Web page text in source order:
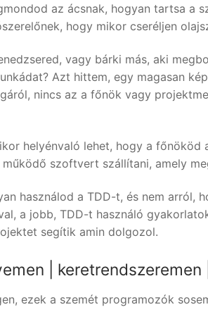
az ácsnak, hogyan tartsa a
hogy mikor cseréljen
vagy bárki más, aki
Azt hittem, egy magasan
nincs az a főnök vagy
helyénvaló lehet, hogy a főnököd
szoftvert szállítani, amely
használod a TDD-t, és nem arról,
a jobb, TDD-t használó
segítik amin dolgozol.
| keretrendszeremen
ezek a szemét programozók